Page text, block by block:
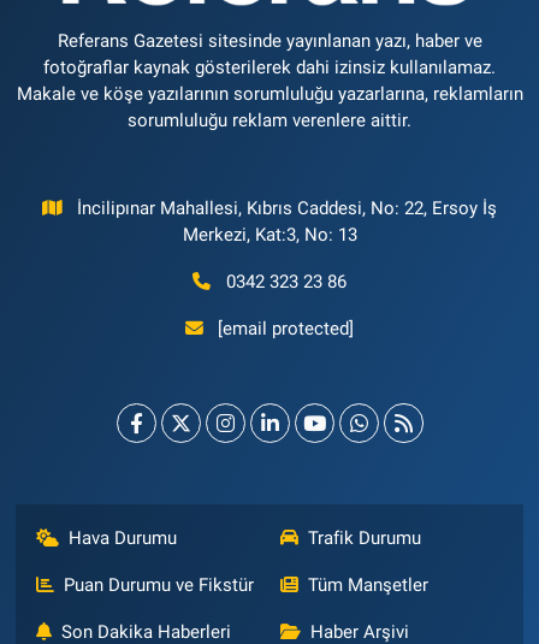
Referans Gazetesi sitesinde yayınlanan yazı, haber ve
fotoğraflar kaynak gösterilerek dahi izinsiz kullanılamaz.
Makale ve köşe yazılarının sorumluluğu yazarlarına, reklamların
sorumluluğu reklam verenlere aittir.
İncilipınar Mahallesi, Kıbrıs Caddesi, No: 22, Ersoy İş
Merkezi, Kat:3, No: 13
0342 323 23 86
[email protected]
Hava Durumu Trafik Durumu
Puan Durumu ve Fikstür Tüm Manşetler
Son Dakika Haberleri Haber Arşivi